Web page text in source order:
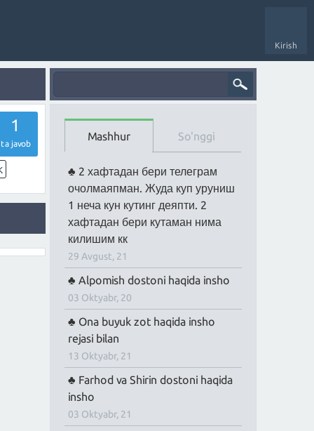
Kirish
1
ta javob
Mashhur So'nggi
2 хафтадан бери телеграм
очолмаяпман. Жуда куп уруниш
1 неча кун кутинг деяпти. 2
хафтадан бери кутаман нима
килишим кк
29 Avgust, 21
Alpomish dostoni haqida insho
03 Oktyabr, 20
Ona buyuk zot haqida insho
rejasi bilan
13 Oktyabr, 21
Farhod va Shirin dostoni haqida
insho
03 Oktyabr, 21